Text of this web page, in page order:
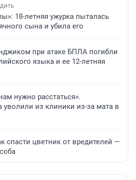
18-летняя ужурка пыталась
сына и убила его
при атаке БПЛА погибли
языка и ее 12-летняя
нужно расстаться».
уволили из клиники из-за мата в
спасти цветник от вредителей —